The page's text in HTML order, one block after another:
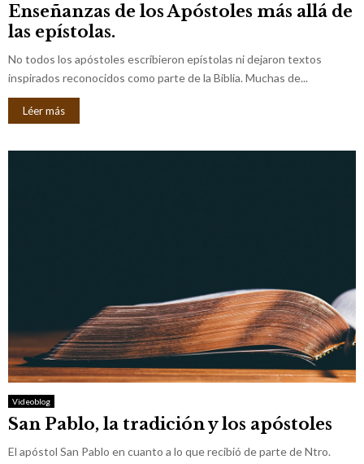
Enseñanzas de los Apóstoles más allá de
las epístolas.
No todos los apóstoles escribieron epístolas ni dejaron textos
inspirados reconocidos como parte de la Biblia. Muchas de...
Léer más
Videoblog
San Pablo, la tradición y los apóstoles
El apóstol San Pablo en cuanto a lo que recibió de parte de Ntro.